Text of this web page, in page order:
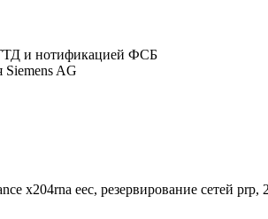
ГТД и нотификацией ФСБ
Siemens AG
x204rna eec, резервирование сетей